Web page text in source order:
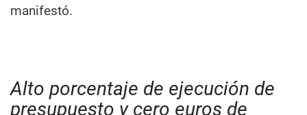
manifestó.
Alto porcentaje de ejecución de
presupuesto y cero euros de